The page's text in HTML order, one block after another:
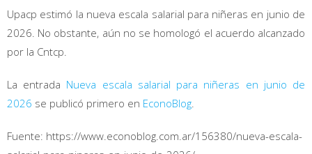
Upacp estimó la nueva escala salarial para niñeras en junio de
2026. No obstante, aún no se homologó el acuerdo alcanzado
por la Cntcp.
La entrada Nueva escala salarial para niñeras en junio de
2026 se publicó primero en EconoBlog
Fuente: https://www.econoblog.com.ar/156380/nueva-escala-